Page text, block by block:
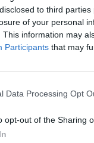
to third
of your personal
This information may
Participants that may
Data Processing Opt
opt-out of the Sharing
czekają nas
Po tym
zapewni sobie
Mając w